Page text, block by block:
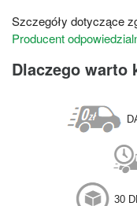
Szczegóły dotyczące
Producent
Dlaczego warto
30